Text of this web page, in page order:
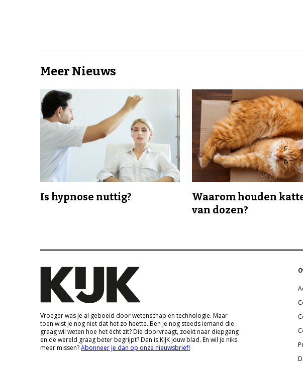
Meer Nieuws
Is hypnose nuttig?
Waarom houden
van dozen?
Vroeger was je al geboeid door wetenschap en technologie. Maar
toen wist je nog niet dat het zo heette. Ben je nog steeds iemand die
graag wil weten hoe het écht zit? Die doorvraagt, zoekt naar diepgang
en de wereld graag beter begrijpt? Dan is KIJK jouw blad. En wil je niks
meer missen?Abonneer je dan op onze nieuwsbrief!